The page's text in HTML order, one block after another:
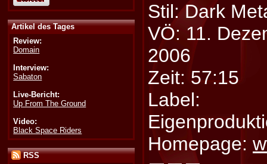
Artikel des Tages
Review:
Domain
Interview:
Sabaton
Live-Bericht:
Up From The Ground
Video:
Black Space Riders
RSS
Stil: Dark
VÖ: 11.
2006
Zeit: 57:15
Label:
Homepage: